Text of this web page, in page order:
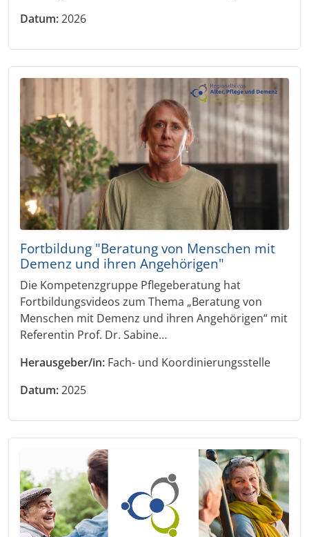
Datum:2026
Fortbildung "Beratung von Menschen mit
Demenz und ihren Angehörigen"
Die Kompetenzgruppe Pflegeberatung hat
Fortbildungsvideos zum Thema „Beratung von
Menschen mit Demenz und ihren Angehörigen“ mit
Referentin Prof. Dr. Sabine…
Herausgeber/in: Fach- und Koordinierungsstelle
Datum:2025